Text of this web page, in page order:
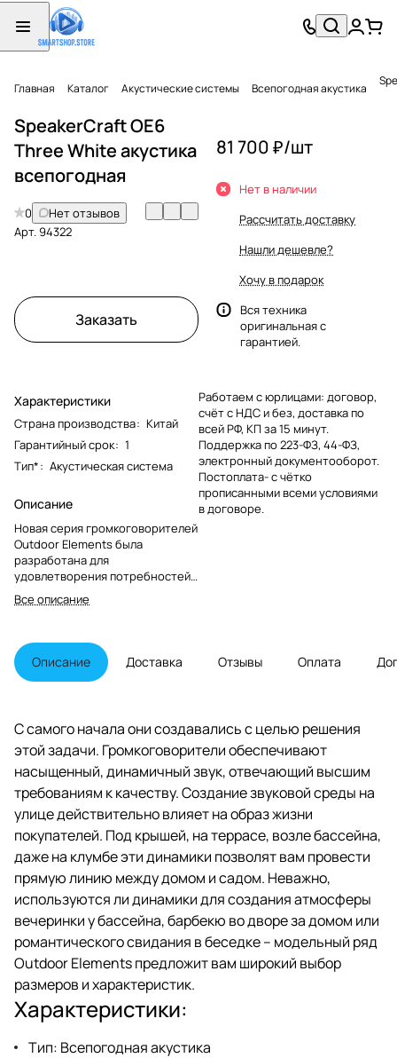
Главная Каталог Акустические системы Всепогодная акустика
SpeakerCraft OE6
Three White акустика
всепогодная
0
Нет отзывов
Арт.94322
Заказать
Характеристики
Страна производства: Китай
Гарантийный срок: 1
Тип*: Акустическая система
Описание
Новая серия громкоговорителей
Outdoor Elements была
разработана для
удовлетворения потребностей
в качественном звуке за
пределами дома. Использование
открытом воздухе требует
совершенно других
характеристик частотной
такого же естественного
звучания, как и при
воспроизведении звука в
условиях закрытого
пространства, например, в
комнате или домашнем
кинотеатре.
Все описание
81 700 ₽/шт
Нет в наличии
Рассчитать доставку
Нашли дешевле?
Хочу в подарок
Вся техника
оригинальная с
гарантией.
Работаем с юрлицами: договор,
счёт с НДС и без, доставка по
всей РФ, КП за 15 минут.
Поддержка по 223-ФЗ, 44-ФЗ,
электронный документооборот.
Постоплата- с чётко
прописанными всеми условиями
в договоре.
Описание Доставка Отзывы Оплата
С самого начала они создавались с целью решения
этой задачи. Громкоговорители обеспечивают
насыщенный, динамичный звук, отвечающий высшим
требованиям к качеству. Создание звуковой среды на
улице действительно влияет на образ жизни
покупателей. Под крышей, на террасе, возле бассейна,
даже на клумбе эти динамики позволят вам провести
прямую линию между домом и садом. Неважно,
используются ли динамики для создания атмосферы
вечеринки у бассейна, барбекю во дворе за домом или
романтического свидания в беседке – модельный ряд
Outdoor Elements предложит вам широкий выбор
размеров и характеристик.
Характеристики:
Тип: Всепогодная акустика